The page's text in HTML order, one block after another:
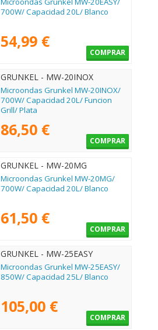
700W/ Capacidad 20L/ Blanco
54,99 €
COMPRAR
GRUNKEL - MW-20INOX
Microondas Grunkel MW-20INOX/
700W/ Capacidad 20L/ Funcion
Grill/ Plata
86,50 €
COMPRAR
GRUNKEL - MW-20MG
Microondas Grunkel MW-20MG/
700W/ Capacidad 20L/ Blanco
61,50 €
COMPRAR
GRUNKEL - MW-25EASY
Microondas Grunkel MW-25EASY/
850W/ Capacidad 25L/ Blanco
105,00 €
COMPRAR